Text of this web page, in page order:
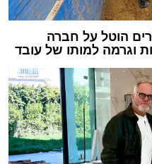
הוטל על חברה
וגרמה למותו של עובד